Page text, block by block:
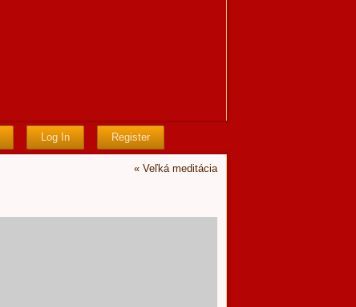
Log In Register
«Veľká meditácia